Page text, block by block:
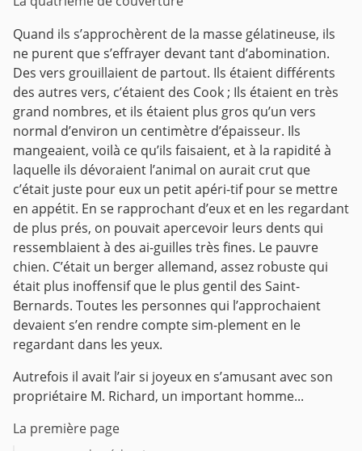
Quand ils s’approchèrent de la masse gélatineuse, ils
ne purent que s’effrayer devant tant d’abomination.
Des vers grouillaient de partout. Ils étaient différents
des autres vers, c’étaient des Cook ; Ils étaient en très
grand nombres, et ils étaient plus gros qu’un vers
normal d’environ un centimètre d’épaisseur. Ils
mangeaient, voilà ce qu’ils faisaient, et à la rapidité à
laquelle ils dévoraient l’animal on aurait crut que
c’était juste pour eux un petit apéri-tif pour se mettre
en appétit. En se rapprochant d’eux et en les regardant
de plus prés, on pouvait apercevoir leurs dents qui
ressemblaient à des ai-guilles très fines. Le pauvre
chien. C’était un berger allemand, assez robuste qui
était plus inoffensif que le plus gentil des Saint-
Bernards. Toutes les personnes qui l’approchaient
devaient s’en rendre compte sim-plement en le
regardant dans les yeux.
Autrefois il avait l’air si joyeux en s’amusant avec son
propriétaire M. Richard, un important homme...
La première page